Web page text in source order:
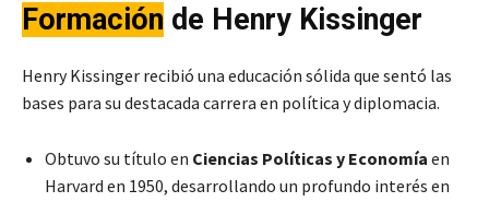
Formación de Henry Kissinger
Henry Kissinger recibió una educación sólida que sentó las
bases para su destacada carrera en política y diplomacia.
Obtuvo su título en Ciencias Políticas y Economía en
Harvard en 1950, desarrollando un profundo interés en